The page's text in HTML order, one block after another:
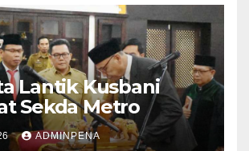
Lantik Kusbani
Sekda Metro
ADMINPENA